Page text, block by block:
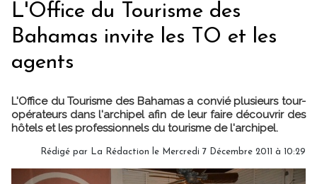
L'Office du Tourisme des
Bahamas invite les TO et les
agents
L'Office du Tourisme des Bahamas a convié plusieurs tour-
opérateurs dans l'archipel afin de leur faire découvrir des
hôtels et les professionnels du tourisme de l'archipel.
Rédigé par La Rédaction le Mercredi 7 Décembre 2011 à 10:29